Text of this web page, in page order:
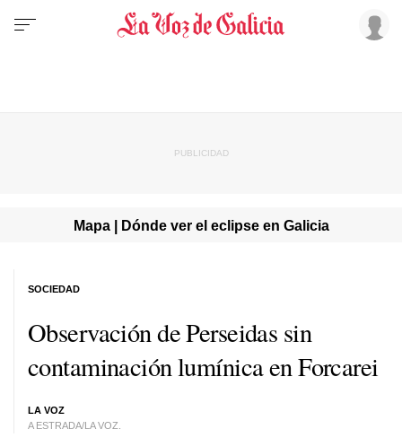
Mapa | Dónde ver el eclipse en Galicia
Observación de Perseidas sin
contaminación lumínica en Forcarei
LA VOZ
A ESTRADA/LA VOZ.
SOCIEDAD